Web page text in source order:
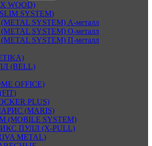
WOOD)
SYSTEM)
SYSTEM) А-металл
SYSTEM) О-металл
SYSTEM) П-металл
(BELL)
OFFICE)
PLUS)
(MARIS)
SYSTEM)
ИКС ПУЛЛ (X-PULL)
METAL)